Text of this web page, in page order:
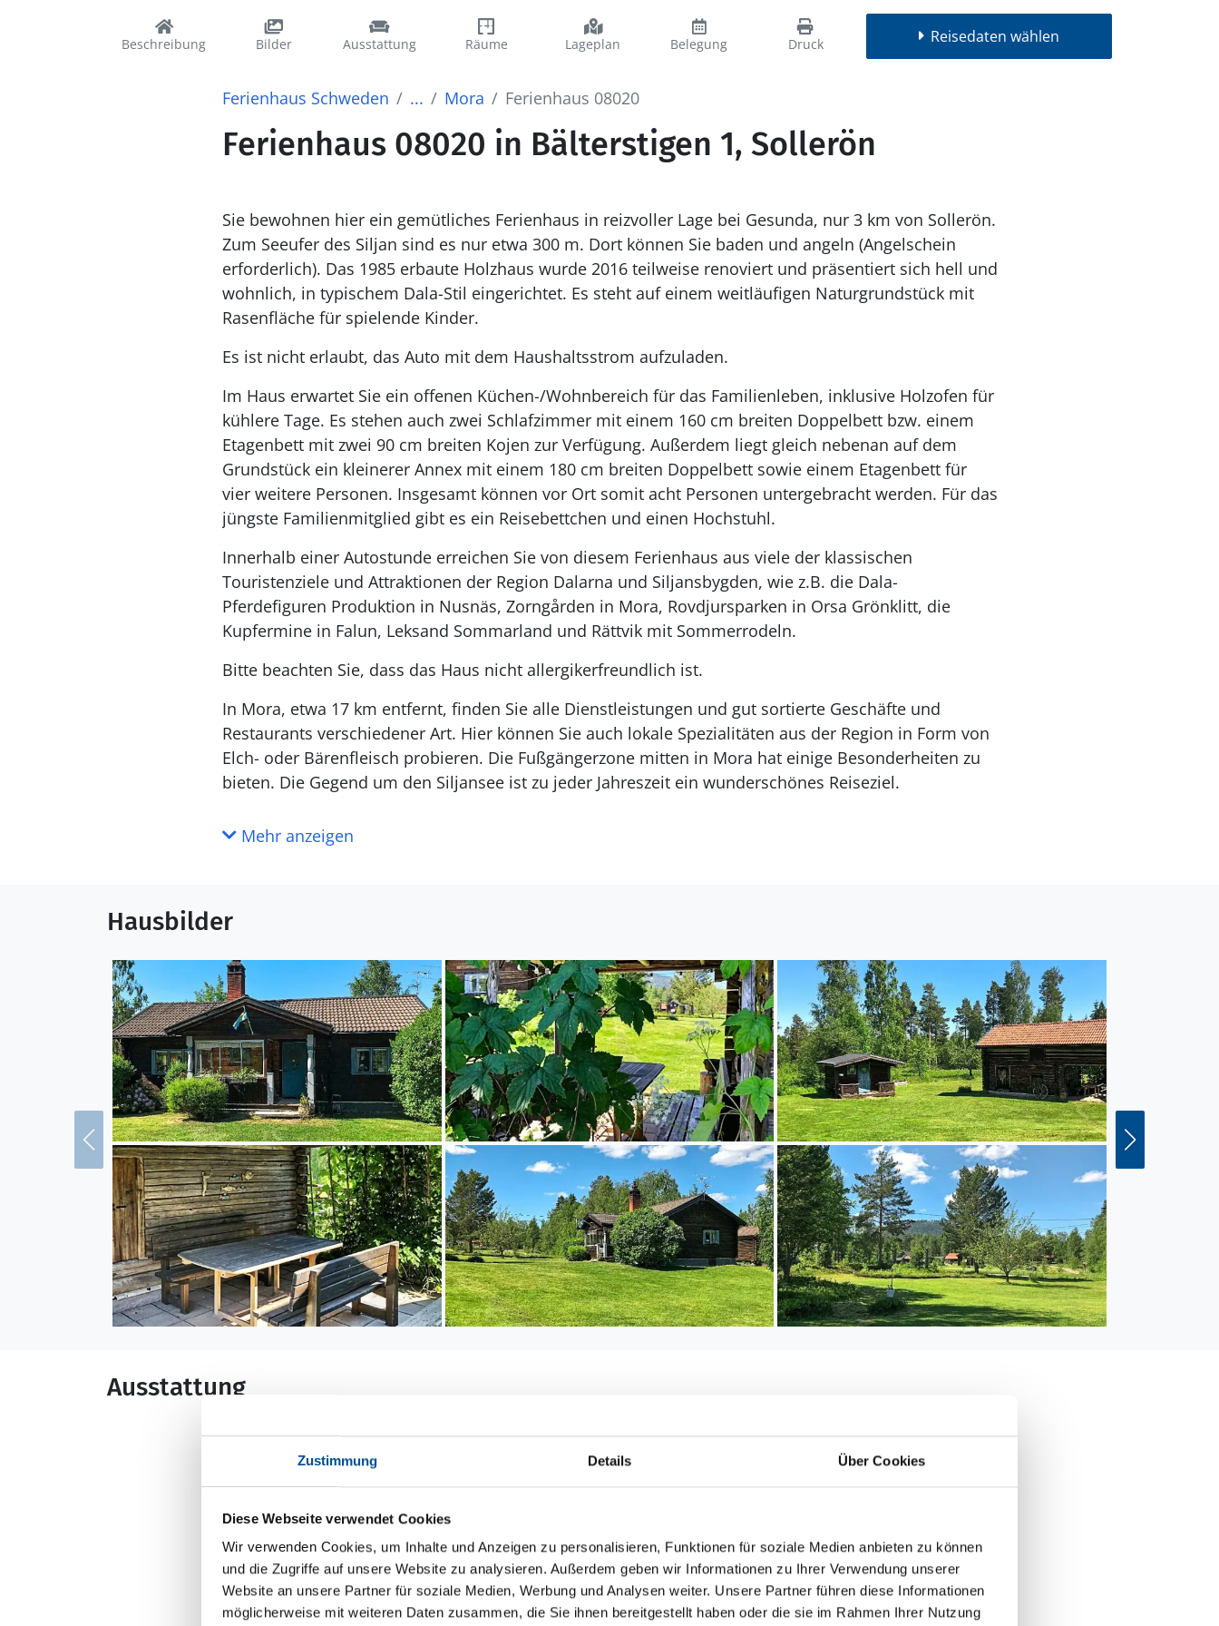
Zustimmung Details Über Cookies
Diese Webseite verwendet Cookies
Wir verwenden Cookies, um Inhalte und Anzeigen zu personalisieren, Funktionen für soziale Medien anbieten zu können
und die Zugriffe auf unsere Website zu analysieren. Außerdem geben wir Informationen zu Ihrer Verwendung unserer
Website an unsere Partner für soziale Medien, Werbung und Analysen weiter. Unsere Partner führen diese Informationen
möglicherweise mit weiteren Daten zusammen, die Sie ihnen bereitgestellt haben oder die sie im Rahmen Ihrer Nutzung
Beschreibung Bilder Ausstattung Räume Lageplan Belegung Druck Reisedaten wählen
Ferienhaus Schweden ... Mora Ferienhaus 08020
Ferienhaus 08020 in Bälterstigen 1, Sollerön
Sie bewohnen hier ein gemütliches Ferienhaus in reizvoller Lage bei Gesunda, nur 3 km von Sollerön.
Zum Seeufer des Siljan sind es nur etwa 300 m. Dort können Sie baden und angeln (Angelschein
erforderlich). Das 1985 erbaute Holzhaus wurde 2016 teilweise renoviert und präsentiert sich hell und
wohnlich, in typischem Dala-Stil eingerichtet. Es steht auf einem weitläufigen Naturgrundstück mit
Rasenfläche für spielende Kinder.
Es ist nicht erlaubt, das Auto mit dem Haushaltsstrom aufzuladen.
Im Haus erwartet Sie ein offenen Küchen-/Wohnbereich für das Familienleben, inklusive Holzofen für
kühlere Tage. Es stehen auch zwei Schlafzimmer mit einem 160 cm breiten Doppelbett bzw. einem
Etagenbett mit zwei 90 cm breiten Kojen zur Verfügung. Außerdem liegt gleich nebenan auf dem
Grundstück ein kleinerer Annex mit einem 180 cm breiten Doppelbett sowie einem Etagenbett für
vier weitere Personen. Insgesamt können vor Ort somit acht Personen untergebracht werden. Für das
jüngste Familienmitglied gibt es ein Reisebettchen und einen Hochstuhl.
Innerhalb einer Autostunde erreichen Sie von diesem Ferienhaus aus viele der klassischen
Touristenziele und Attraktionen der Region Dalarna und Siljansbygden, wie z.B. die Dala-
Pferdefiguren Produktion in Nusnäs, Zorngården in Mora, Rovdjursparken in Orsa Grönklitt, die
Kupfermine in Falun, Leksand Sommarland und Rättvik mit Sommerrodeln.
Bitte beachten Sie, dass das Haus nicht allergikerfreundlich ist.
In Mora, etwa 17 km entfernt, finden Sie alle Dienstleistungen und gut sortierte Geschäfte und
Restaurants verschiedener Art. Hier können Sie auch lokale Spezialitäten aus der Region in Form von
Elch- oder Bärenfleisch probieren. Die Fußgängerzone mitten in Mora hat einige Besonderheiten zu
bieten. Die Gegend um den Siljansee ist zu jeder Jahreszeit ein wunderschönes Reiseziel.
Mehr anzeigen
Hausbilder
Ausstattung
Allgemeines
Baujahr: 1985
Nichtraucher
Renovierung: 2016
Wohnfläche: 65 m²
Entfernungen
Abstand Einkauf: 5.000 m
Abstand Golfplatz: 3500
Abstand Küste: 300 m
Badestelle
Abstand Wasser: 300 m
See